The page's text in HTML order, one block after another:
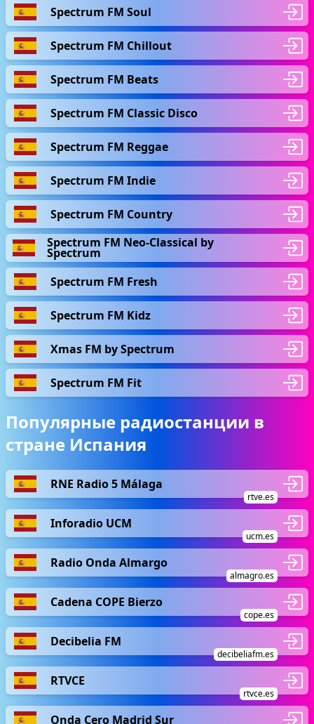
Spectrum FM Soul
Spectrum FM Chillout
Spectrum FM Beats
Spectrum FM Classic Disco
Spectrum FM Reggae
Spectrum FM Indie
Spectrum FM Country
Spectrum FM Neo-Classical by
Spectrum
Spectrum FM Fresh
Spectrum FM Kidz
Xmas FM by Spectrum
Spectrum FM Fit
Популярные радиостанции в
стране Испания
RNE Radio 5 Málaga
rtve.es
Inforadio UCM
ucm.es
Radio Onda Almargo
almagro.es
Cadena COPE Bierzo
cope.es
Decibelia FM
decibeliafm.es
RTVCE
rtvce.es
Onda Cero Madrid Sur